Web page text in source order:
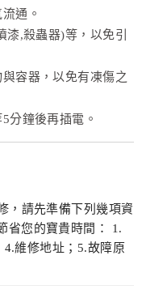
通。
,殺蟲器)等，以免引
容器，以免有凍傷之
分鐘後再插電。
，請先準備下列幾項資
省您的寶貴時間： 1.
維修地址；5.故障原